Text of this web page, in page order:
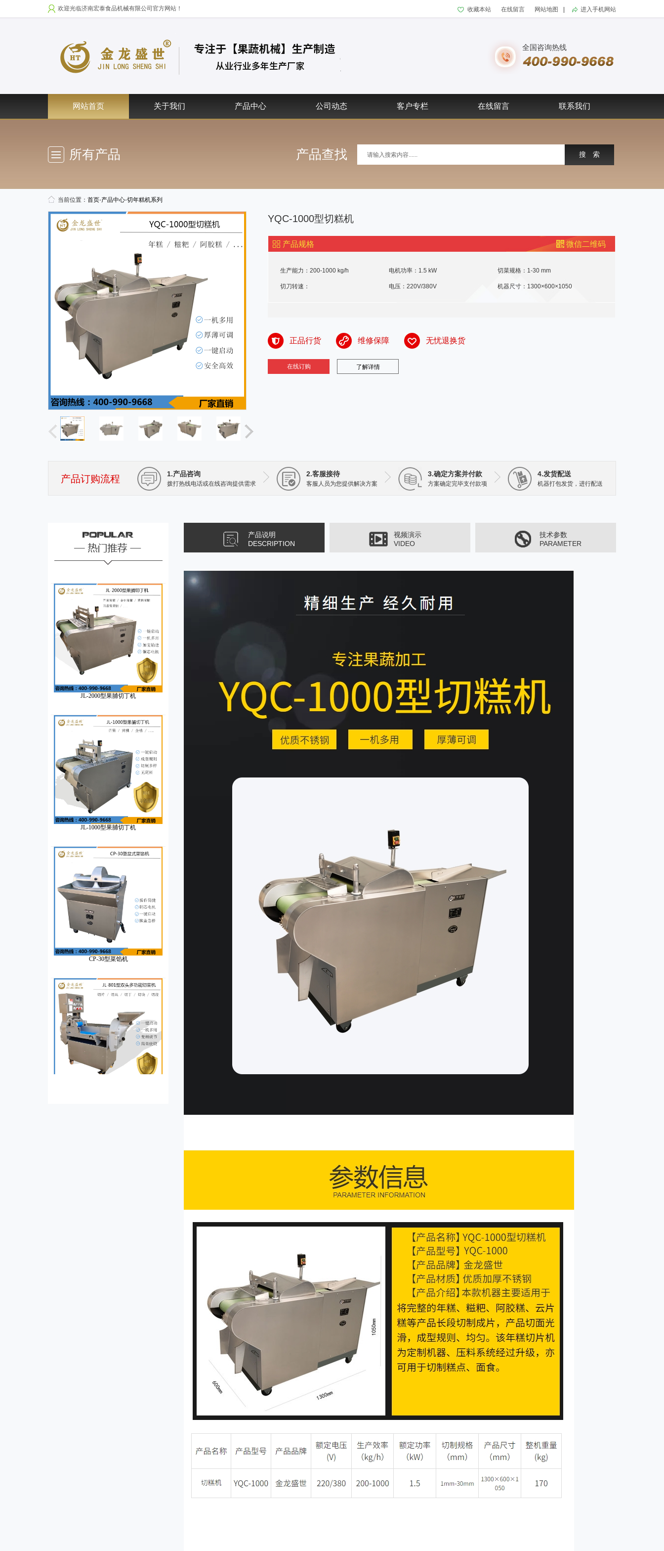
欢迎光临济南宏泰食品机械有限公司官方网站！ 进入手机网站
收藏本站 在线留言 网站地图
全国咨询热线
网站首页 关于我们 产品中心 公司动态 客户专栏 在线留言 联系我们
所有产品 产品查找
当前位置： 首页-产品中心-切年糕机系列
YQC-1000型切糕机
产品规格 微信二维码
生产能力：200-1000 kg/h 电机功率：1.5 kW 切菜规格：1-30 mm
切刀转速： 电压：220V/380V 机器尺寸：1300×600×1050
正品行货 维修保障 无忧退换货
在线订购 了解详情
产品订购流程 1.产品咨询
拨打热线电话或在线咨询提供需求
2.客服接待
客服人员为您提供解决方案
3.确定方案并付款
方案确定完毕支付款项
4.发货配送
机器打包发货，进行配送
JL-660型果脯切丁机
GD-300型滚刀式切菜机
JL-2000型果脯切丁机
JL-1000型果脯切丁机
CP-30型菜馅机
产品说明
DESCRIPTION
视频演示
VIDEO
技术参数
PARAMETER